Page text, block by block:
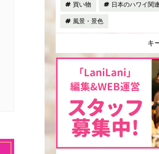
買い物 日本のハワイ関
風景・景色
キ